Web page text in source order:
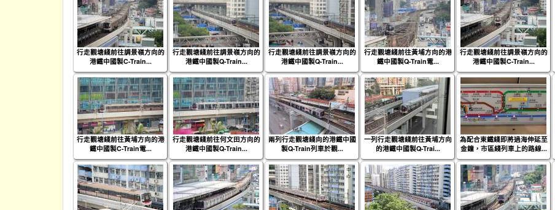
行走觀塘綫前往調景嶺方向的
港鐵中國製C-Train...
行走觀塘綫前往調景嶺方向的
港鐵中國製Q-Train...
行走觀塘綫前往調景嶺方向的
港鐵中國製Q-Train...
行走觀塘綫前往黃埔方向的港
鐵中國製Q-Train電...
行走觀塘綫前往調景嶺方向的
港鐵中國製C-Train...
行走觀塘綫前往黃埔方向的港
鐵中國製C-Train電...
行走觀塘綫前往何文田方向的
港鐵中國製Q-Train...
兩列行走觀塘綫向的港鐵中國
製Q-Train列車於觀...
一列行走觀塘綫前往黃埔方向
的港鐵中國製Q-Trai...
為配合東鐵綫即將過海伸延至
金鐘，市區綫列車上的路線...